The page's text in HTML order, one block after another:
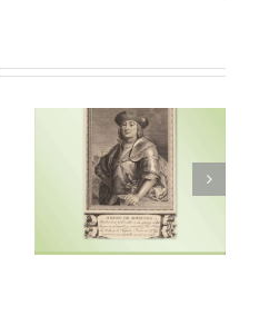
Aventura veneciana y
otros cuentos